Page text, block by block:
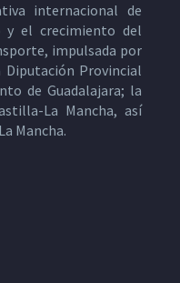
internacional de
y el crecimiento del
impulsada por
Diputación Provincial
de Guadalajara; la
La Mancha, así
Mancha.